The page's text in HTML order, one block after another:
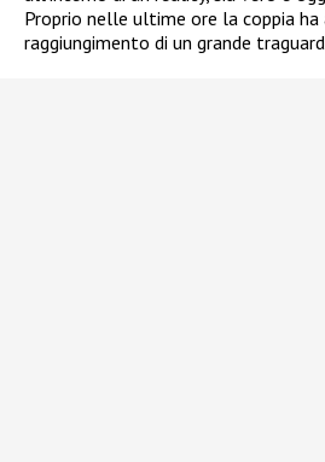
Proprio nelle ultime ore la coppia
raggiungimento di un grande